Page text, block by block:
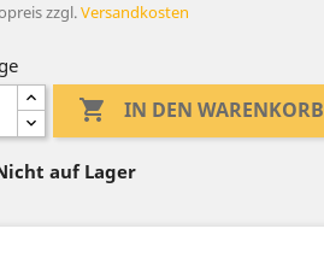
zzgl.Versandkosten
 IN DEN WARENKORB
auf Lager